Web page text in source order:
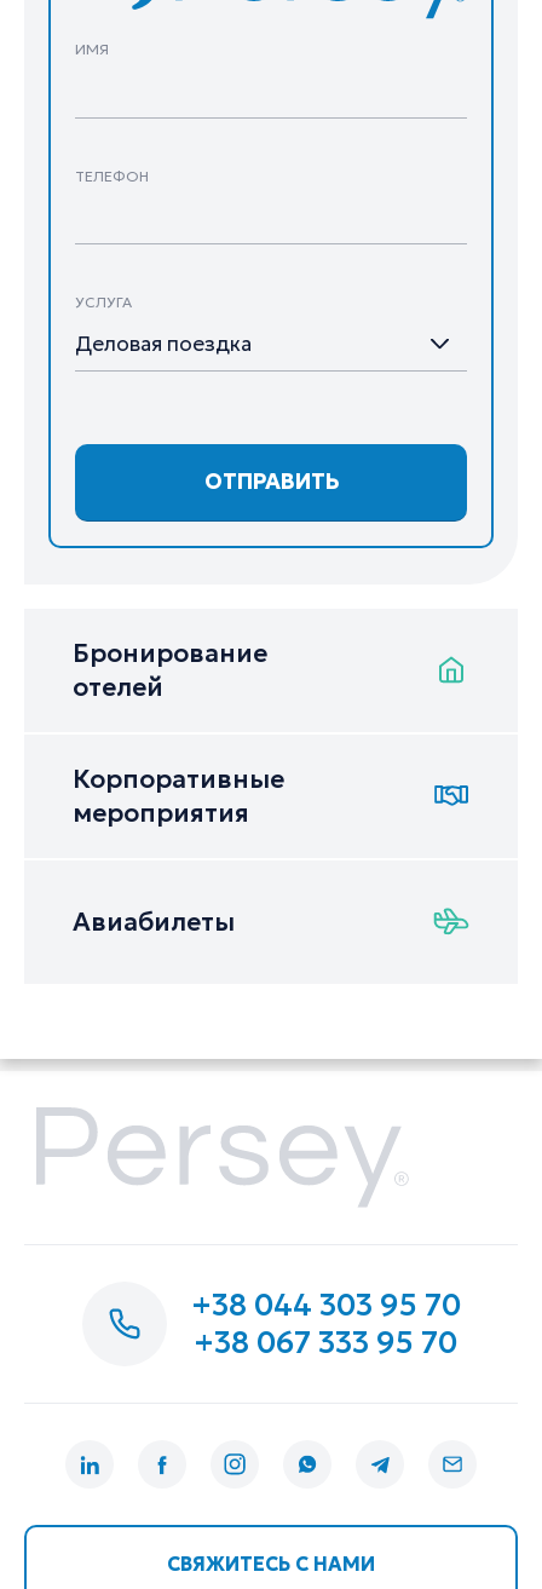
ИМЯ
ТЕЛЕФОН
УСЛУГА
Деловая поездка
Бронирование
отелей
Корпоративные
мероприятия
Авиабилеты
+38 044 303 95 70
+38 067 333 95 70
СВЯЖИТЕСЬ С НАМИ